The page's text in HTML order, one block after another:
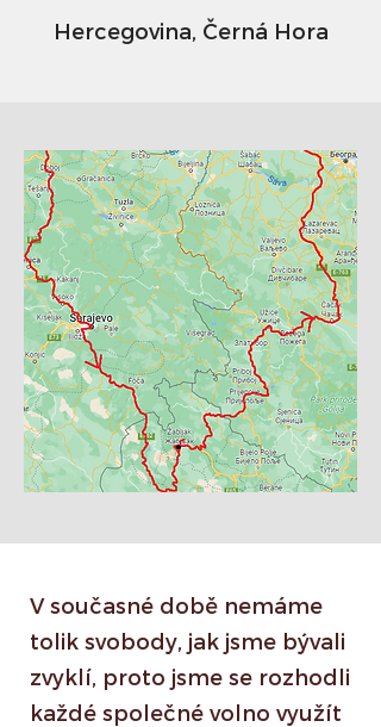
Hercegovina, Černá Hora
V současné době nemáme
tolik svobody, jak jsme bývali
zvyklí, proto jsme se rozhodli
každé společné volno využít